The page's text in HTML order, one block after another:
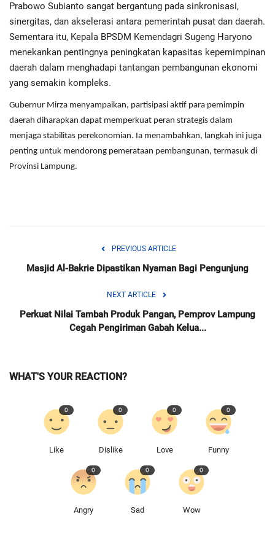
Prabowo Subianto sangat bergantung pada sinkronisasi,
sinergitas, dan akselerasi antara pemerintah pusat dan daerah.
Sementara itu, Kepala BPSDM Kemendagri Sugeng Haryono
menekankan pentingnya peningkatan kapasitas kepemimpinan
daerah dalam menghadapi tantangan pembangunan ekonomi
yang semakin kompleks.
Gubernur Mirza menyampaikan, partisipasi aktif para pemimpin
daerah diharapkan dapat memperkuat peran strategis dalam
menjaga stabilitas perekonomian. Ia menambahkan, langkah ini juga
penting untuk mendorong pemerataan pembangunan, termasuk di
Provinsi Lampung.
PREVIOUS ARTICLE
Masjid Al-Bakrie Dipastikan Nyaman Bagi Pengunjung
NEXT ARTICLE
Perkuat Nilai Tambah Produk Pangan, Pemprov Lampung
Cegah Pengiriman Gabah Kelua...
WHAT'S YOUR REACTION?
Like
0
Dislike
0
Love
0
Funny
0
Angry
0
Sad
0
Wow
0